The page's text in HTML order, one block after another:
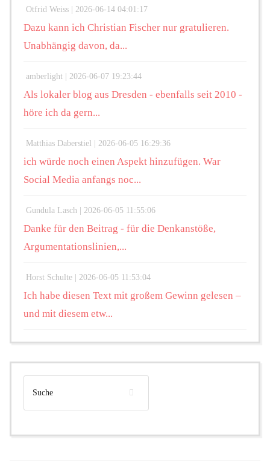
Otfrid Weiss | 2026-06-14 04:01:17
Dazu kann ich Christian Fischer nur gratulieren.
Unabhängig davon, da...
amberlight | 2026-06-07 19:23:44
Als lokaler blog aus Dresden - ebenfalls seit 2010 -
höre ich da gern...
Matthias Daberstiel | 2026-06-05 16:29:36
ich würde noch einen Aspekt hinzufügen. War
Social Media anfangs noc...
Gundula Lasch | 2026-06-05 11:55:06
Danke für den Beitrag - für die Denkanstöße,
Argumentationslinien,...
Horst Schulte | 2026-06-05 11:53:04
Ich habe diesen Text mit großem Gewinn gelesen –
und mit diesem etw...